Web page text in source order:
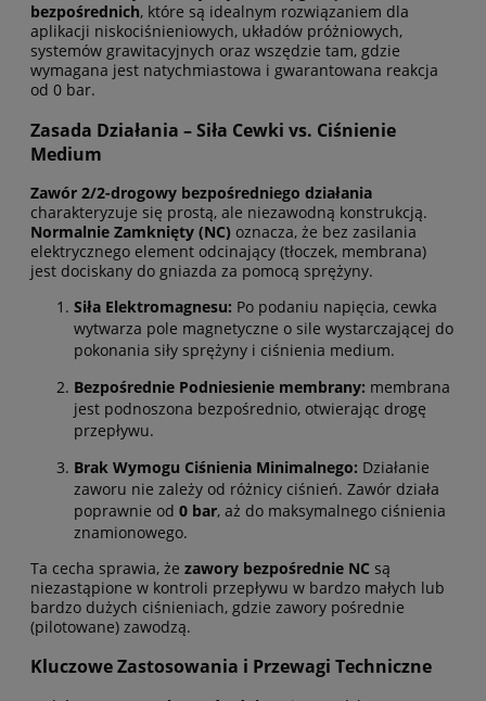
bezpośrednich, które są idealnym rozwiązaniem dla
aplikacji niskociśnieniowych, układów próżniowych,
systemów grawitacyjnych oraz wszędzie tam, gdzie
wymagana jest natychmiastowa i gwarantowana reakcja
od 0 bar.
Zasada Działania – Siła Cewki vs. Ciśnienie
Medium
Zawór 2/2-drogowy bezpośredniego działania
charakteryzuje się prostą, ale niezawodną konstrukcją.
Normalnie Zamknięty (NC) oznacza, że bez zasilania
elektrycznego element odcinający (tłoczek, membrana)
jest dociskany do gniazda za pomocą sprężyny.
Siła Elektromagnesu: Po podaniu napięcia, cewka
wytwarza pole magnetyczne o sile wystarczającej do
pokonania siły sprężyny i ciśnienia medium.
Bezpośrednie Podniesienie membrany: membrana
jest podnoszona bezpośrednio, otwierając drogę
przepływu.
Brak Wymogu Ciśnienia Minimalnego: Działanie
zaworu nie zależy od różnicy ciśnień. Zawór działa
poprawnie od 0 bar, aż do maksymalnego ciśnienia
znamionowego.
Ta cecha sprawia, że zawory bezpośrednie NC są
niezastąpione w kontroli przepływu w bardzo małych lub
bardzo dużych ciśnieniach, gdzie zawory pośrednie
(pilotowane) zawodzą.
Kluczowe Zastosowania i Przewagi Techniczne